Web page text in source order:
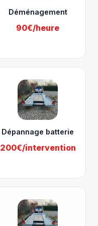
Déménagement
90€/heure
Dépannage batterie
200€/intervention